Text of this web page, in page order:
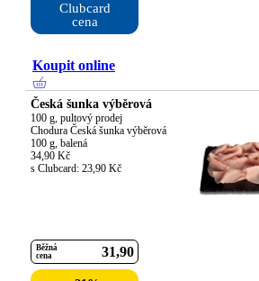
Clubcard
cena
Koupit online
Česká šunka výběrová
100 g, pultový prodej
Chodura Česká šunka výběrová
100 g, balená
34,90 Kč
s Clubcard: 23,90 Kč
Běžná
cena
31 90